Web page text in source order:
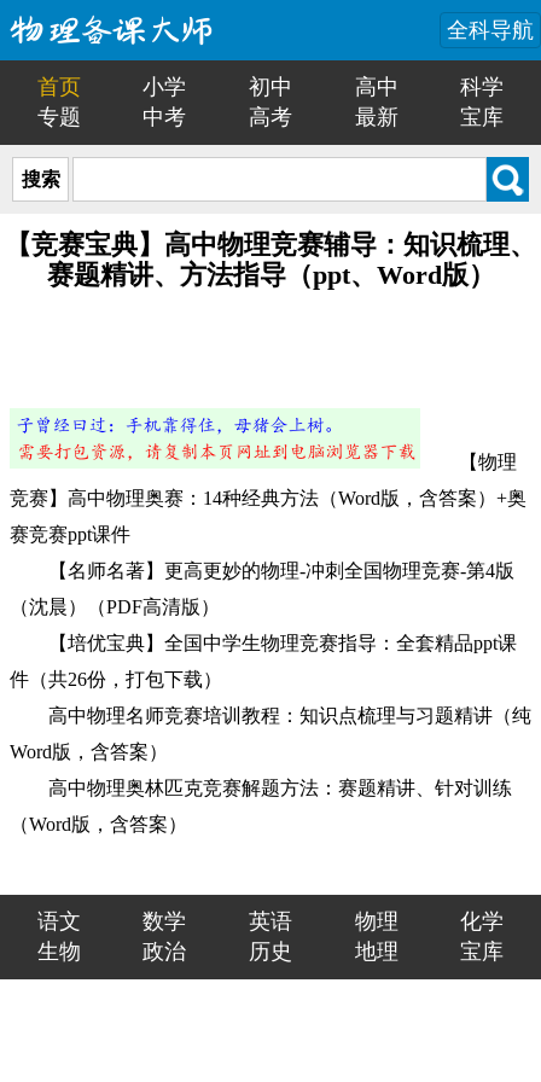
全科导航
首页 小学 初中 高中
科学
专题
中考 高考 最新 宝库
搜索
【竞赛宝典】高中物理竞赛辅导：知识梳理、
赛题精讲、方法指导（ppt、Word版）
【物理
竞赛】高中物理奥赛：14种经典方法（Word版，含答案）+奥
赛竞赛ppt课件
【名师名著】更高更妙的物理-冲刺全国物理竞赛-第4版
（沈晨）（PDF高清版）
【培优宝典】全国中学生物理竞赛指导：全套精品ppt课
件（共26份，打包下载）
高中物理名师竞赛培训教程：知识点梳理与习题精讲（纯
Word版，含答案）
高中物理奥林匹克竞赛解题方法：赛题精讲、针对训练
（Word版，含答案）
语文 数学 英语 物理
化学
生物
政治 历史 地理 宝库